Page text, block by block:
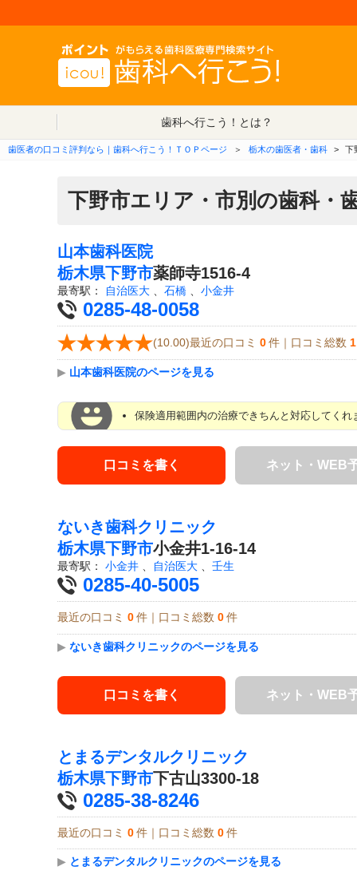
歯科へ行こう！とは？
歯医者の口コミ評判なら｜歯科へ行こう！ＴＯＰページ ＞ 栃木の歯医者・歯科 > 下
下野市エリア・市別の歯科・
山本歯科医院
栃木県下野市薬師寺1516-4
最寄駅： 自治医大 石橋 小金井
0285-48-0058
(10.00)最近の口コミ 0 件｜口コミ総数 1
▶ 山本歯科医院のページを見る
保険適用範囲内の治療できちんと対応してく
口コミを書く ネット・WEB
ないき歯科クリニック
栃木県下野市小金井1-16-14
最寄駅： 小金井 自治医大 壬生
0285-40-5005
最近の口コミ 0 件｜口コミ総数 0 件
▶ ないき歯科クリニックのページを見る
口コミを書く ネット・WEB
とまるデンタルクリニック
栃木県下野市下古山3300-18
0285-38-8246
最近の口コミ 0 件｜口コミ総数 0 件
▶ とまるデンタルクリニックのページを見る